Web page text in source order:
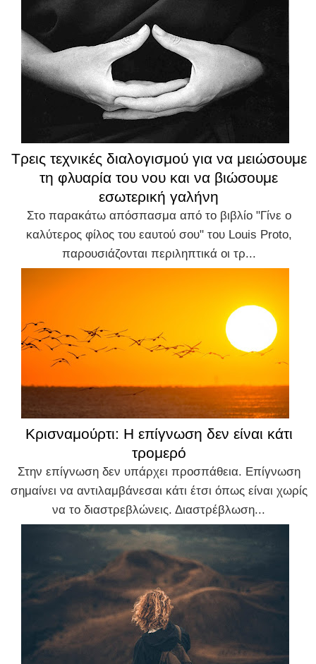
Τρεις τεχνικές διαλογισμού για να μειώσουμε
τη φλυαρία του νου και να βιώσουμε
εσωτερική γαλήνη
Στο παρακάτω απόσπασμα από το βιβλίο "Γίνε ο
καλύτερος φίλος του εαυτού σου" του Louis Proto,
παρουσιάζονται περιληπτικά οι τρ...
Κρισναμούρτι: Η επίγνωση δεν είναι κάτι
τρομερό
Στην επίγνωση δεν υπάρχει προσπάθεια. Επίγνωση
σημαίνει να αντιλαμβάνεσαι κάτι έτσι όπως είναι χωρίς
να το διαστρεβλώνεις. Διαστρέβλωση...